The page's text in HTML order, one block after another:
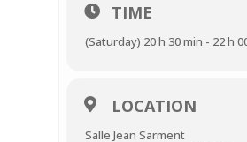
TIME
(Saturday) 20 h 30 min - 22 h
LOCATION
Salle Jean Sarment